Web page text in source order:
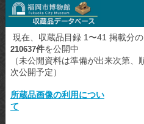
現在、収蔵品目録 1〜41 掲載分の
210637件を公開中
（未公開資料は準備が出来次第、
次公開予定）
所蔵品画像の利用につい
て